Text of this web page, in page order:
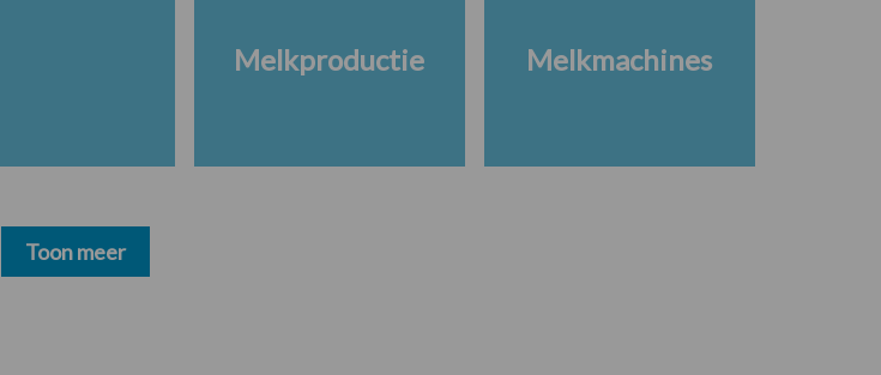
Melkproductie Melkmachines
Toon meer